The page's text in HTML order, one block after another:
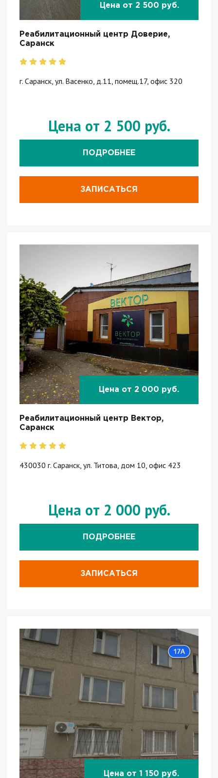
Цена от 2 500 руб.
Реабилитационный центр Доверие,
Саранск
г. Саранск, ул. Васенко, д.11, помещ.17, офис 320
Цена от 2 500 руб.
ПОДРОБНЕЕ
ЗАПИСАТЬСЯ
Цена от 2 000 руб.
Реабилитационный центр Вектор,
Саранск
430030 г. Саранск, ул. Титова, дом 10, офис 423
Цена от 2 000 руб.
ПОДРОБНЕЕ
ЗАПИСАТЬСЯ
Цена от 1 150 руб.